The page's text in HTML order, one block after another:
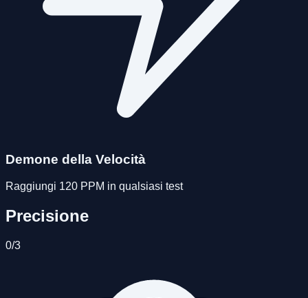
Demone della Velocità
Raggiungi 120 PPM in qualsiasi test
Precisione
0/3